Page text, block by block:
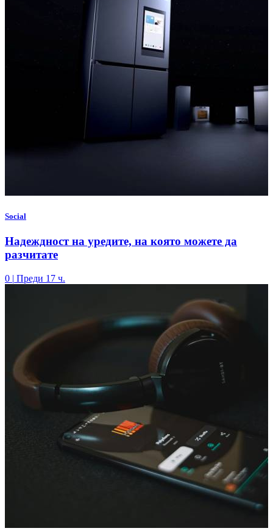
Social
Надеждност на уредите, на която можете да
разчитате
0 | Преди 17 ч.